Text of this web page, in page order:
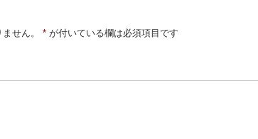
せん。 * が付いている欄は必須項目です